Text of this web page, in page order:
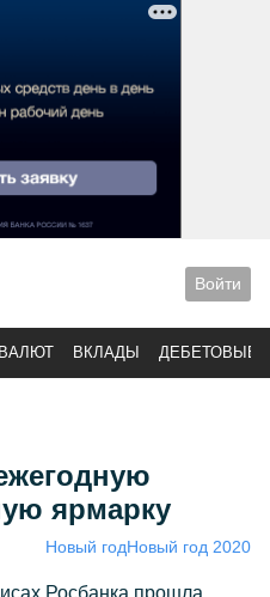
Войти
ВКЛАДЫ ДЕБЕТОВЫЕ
ярмарку
Новый годНовый год 2020
Росбанка прошла